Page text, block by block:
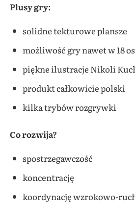
Plusy gry:
solidne tekturowe plansze
możliwość gry nawet w 18
piękne ilustracje Nikoli
produkt całkowicie polski
kilka trybów rozgrywki
Co rozwija?
spostrzegawczość
koncentrację
koordynację wzrokowo-